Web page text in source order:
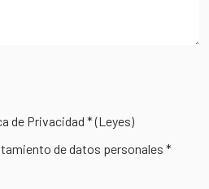
de Privacidad *(Leyes)
de datos personales *